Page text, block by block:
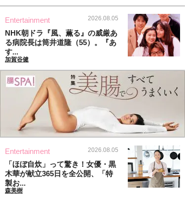
Entertainment 2026.08.05
NHK朝ドラ『風、薫る』の威厳あ
る病院長は筒井道隆（55）。『あ
す...
加賀谷健
Entertainment 2026.08.05
「ほぼ自炊」って驚き！女優・黒
木華が献立365日を全公開、「特
製お...
森美樹